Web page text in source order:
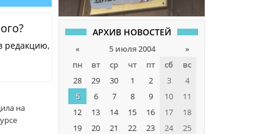
редакцию,
на
АРХИВ НОВОСТЕЙ
« 5 июля 2004
»
пн
вт ср чт пт сб
вс
28
29 30 1 2 3
4
5
6 7 8 9 10
11
12
13 14 15 16 17
18
19
20 21 22 23 24
25